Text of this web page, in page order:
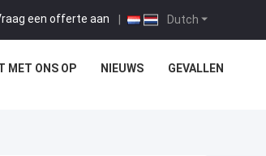
Dutch
een offerte aan |
MET ONS OP NIEUWS GEVALLEN